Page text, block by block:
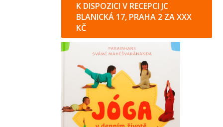
K DISPOZICI V RECEPCI JC
BLANICKÁ 17, PRAHA 2 ZA XXX
KČ